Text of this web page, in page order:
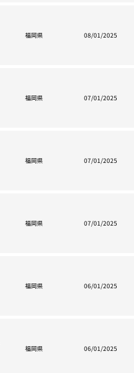
福岡県 08/01/2025
福岡県 07/01/2025
福岡県 07/01/2025
福岡県 07/01/2025
福岡県 06/01/2025
福岡県 06/01/2025